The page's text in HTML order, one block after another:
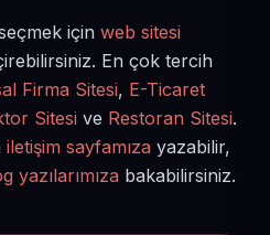
için web sitesi
En çok tercih
Firma Sitesi, E-Ticaret
Sitesi ve Restoran Sitesi.
iletişim sayfamıza yazabilir,
yazılarımıza bakabilirsiniz.